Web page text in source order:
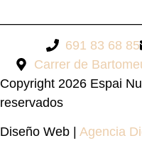
691 83 68 85
Carrer de
Copyright 2026 Espai
reservados
Diseño Web | Agencia